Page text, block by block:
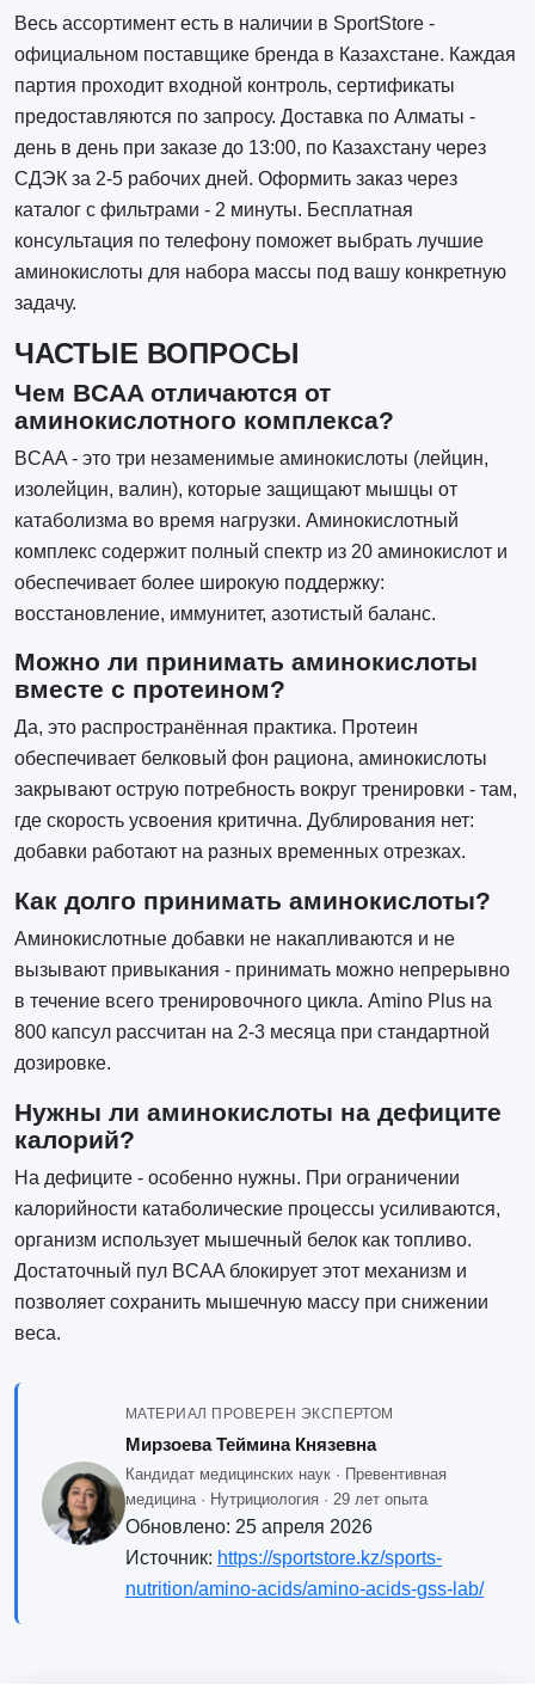
Весь ассортимент есть в наличии в SportStore -
официальном поставщике бренда в Казахстане. Каждая
партия проходит входной контроль, сертификаты
предоставляются по запросу. Доставка по Алматы -
день в день при заказе до 13:00, по Казахстану через
СДЭК за 2-5 рабочих дней. Оформить заказ через
каталог с фильтрами - 2 минуты. Бесплатная
консультация по телефону поможет выбрать лучшие
аминокислоты для набора массы под вашу конкретную
задачу.
ЧАСТЫЕ ВОПРОСЫ
Чем BCAA отличаются от
аминокислотного комплекса?
BCAA - это три незаменимые аминокислоты (лейцин,
изолейцин, валин), которые защищают мышцы от
катаболизма во время нагрузки. Аминокислотный
комплекс содержит полный спектр из 20 аминокислот и
обеспечивает более широкую поддержку:
восстановление, иммунитет, азотистый баланс.
Можно ли принимать аминокислоты
вместе с протеином?
Да, это распространённая практика. Протеин
обеспечивает белковый фон рациона, аминокислоты
закрывают острую потребность вокруг тренировки - там,
где скорость усвоения критична. Дублирования нет:
добавки работают на разных временных отрезках.
Как долго принимать аминокислоты?
Аминокислотные добавки не накапливаются и не
вызывают привыкания - принимать можно непрерывно
в течение всего тренировочного цикла. Amino Plus на
800 капсул рассчитан на 2-3 месяца при стандартной
дозировке.
Нужны ли аминокислоты на дефиците
калорий?
На дефиците - особенно нужны. При ограничении
калорийности катаболические процессы усиливаются,
организм использует мышечный белок как топливо.
Достаточный пул BCAA блокирует этот механизм и
позволяет сохранить мышечную массу при снижении
веса.
МАТЕРИАЛ ПРОВЕРЕН ЭКСПЕРТОМ
Мирзоева Теймина Князевна
Кандидат медицинских наук · Превентивная
медицина · Нутрициология · 29 лет опыта
Обновлено: 25 апреля 2026
Источник: https://sportstore.kz/sports-
nutrition/amino-acids/amino-acids-gss-lab/